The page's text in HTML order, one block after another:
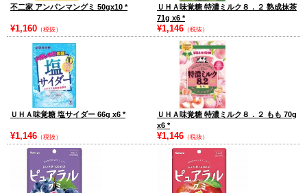
不二家 アンパンマングミ 50gx10 *
¥1,160 （税抜）
ＵＨＡ味覚糖 特濃ミルク８．２ 熟成抹茶
71g x6 *
¥1,146 （税抜）
ＵＨＡ味覚糖 塩サイダー 66g x6 *
¥1,146 （税抜）
ＵＨＡ味覚糖 特濃ミルク８．２ もも 70g
x6 *
¥1,146 （税抜）